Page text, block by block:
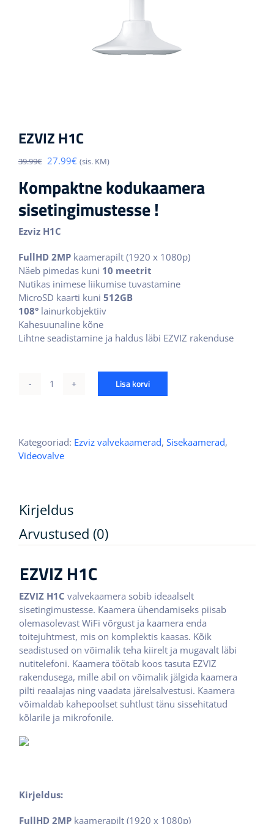
EZVIZ H1C
39.99€ Algne
oli:
39.99€.
27.99€ Praegune
on:
27.99€.
(sis. KM)
Kompaktne kodukaamera
sisetingimustesse !
Ezviz H1C
FullHD 2MP kaamerapilt (1920 x 1080p)
Näeb pimedas kuni 10 meetrit
Nutikas inimese liikumise tuvastamine
MicroSD kaarti kuni 512GB
108° lainurkobjektiiv
Kahesuunaline kõne
Lihtne seadistamine ja haldus läbi EZVIZ rakenduse
EZVIZ
Lisa korvi
Kategooriad: Ezviz valvekaamerad, Sisekaamerad,
Videovalve
Kirjeldus
Arvustused (0)
EZVIZ H1C
EZVIZ H1C valvekaamera sobib ideaalselt
sisetingimustesse. Kaamera ühendamiseks piisab
olemasolevast WiFi võrgust ja kaamera enda
toitejuhtmest, mis on komplektis kaasas. Kõik
seadistused on võimalik teha kiirelt ja mugavalt läbi
nutitelefoni. Kaamera töötab koos tasuta EZVIZ
rakendusega, mille abil on võimalik jälgida kaamera
pilti reaalajas ning vaadata järelsalvestusi. Kaamera
võimaldab kahepoolset suhtlust tänu sissehitatud
kõlarile ja mikrofonile.
Kirjeldus:
FullHD 2MP kaamerapilt (1920 x 1080p)